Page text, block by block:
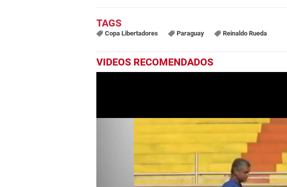
Copa Libertadores Paraguay Reinaldo Rueda
VIDEOS RECOMENDADOS